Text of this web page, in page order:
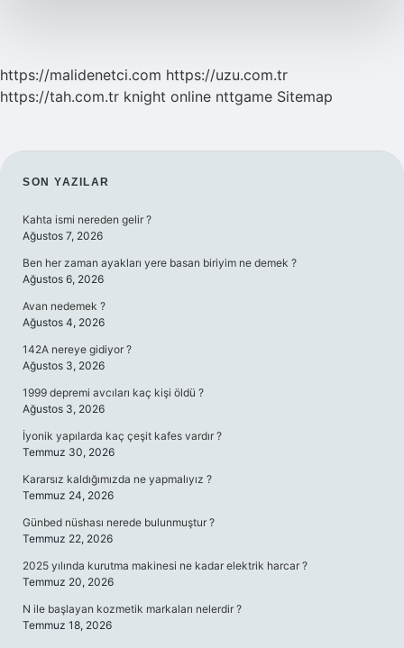
https://malidenetci.com https://uzu.com.tr
https://tah.com.tr knight online nttgame Sitemap
SIDEBAR
SON YAZILAR
Kahta ismi nereden gelir ?
Ağustos 7, 2026
Ben her zaman ayakları yere basan biriyim ne demek ?
Ağustos 6, 2026
Avan nedemek ?
Ağustos 4, 2026
142A nereye gidiyor ?
Ağustos 3, 2026
1999 depremi avcıları kaç kişi öldü ?
Ağustos 3, 2026
İyonik yapılarda kaç çeşit kafes vardır ?
Temmuz 30, 2026
Kararsız kaldığımızda ne yapmalıyız ?
Temmuz 24, 2026
Günbed nüshası nerede bulunmuştur ?
Temmuz 22, 2026
2025 yılında kurutma makinesi ne kadar elektrik harcar ?
Temmuz 20, 2026
N ile başlayan kozmetik markaları nelerdir ?
Temmuz 18, 2026